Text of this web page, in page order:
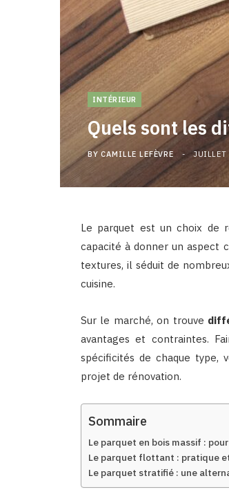
INTÉRIEUR
Quels sont les
BY CAMILLE LEFÈVRE
Le parquet est un choix de
capacité à donner un aspect
textures, il séduit de
cuisine.
Sur le marché, on trouve
avantages et contraintes.
spécificités de chaque type,
projet de rénovation.
Sommaire
Le parquet en bois massif :
Le parquet flottant : pratique
Le parquet stratifié : une